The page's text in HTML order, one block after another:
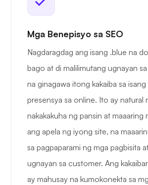
Mga Benepisyo sa SEO
Nagdaragdag ang isang .blue na
bago at di malilimutang ugnayan
na ginagawa itong kakaiba sa
presensya sa online. Ito ay natural
nakakakuha ng pansin at maaaring
ang apela ng iyong site, na
sa pagpaparami ng mga pagbisita
ugnayan sa customer. Ang
ay mahusay na kumokonekta sa